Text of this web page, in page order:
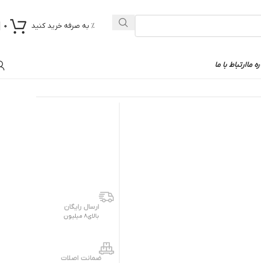
% به صرفه خرید کنید 0
ماارتباط با ما
ارسال رایگان
بالای8 میلیون
ضمانت اصلات